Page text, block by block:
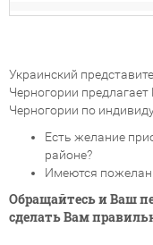
Украинский
Черногории
Черногории по
Есть желание
районе?
Имеются
Обращайтесь и Ваш
сделать Вам